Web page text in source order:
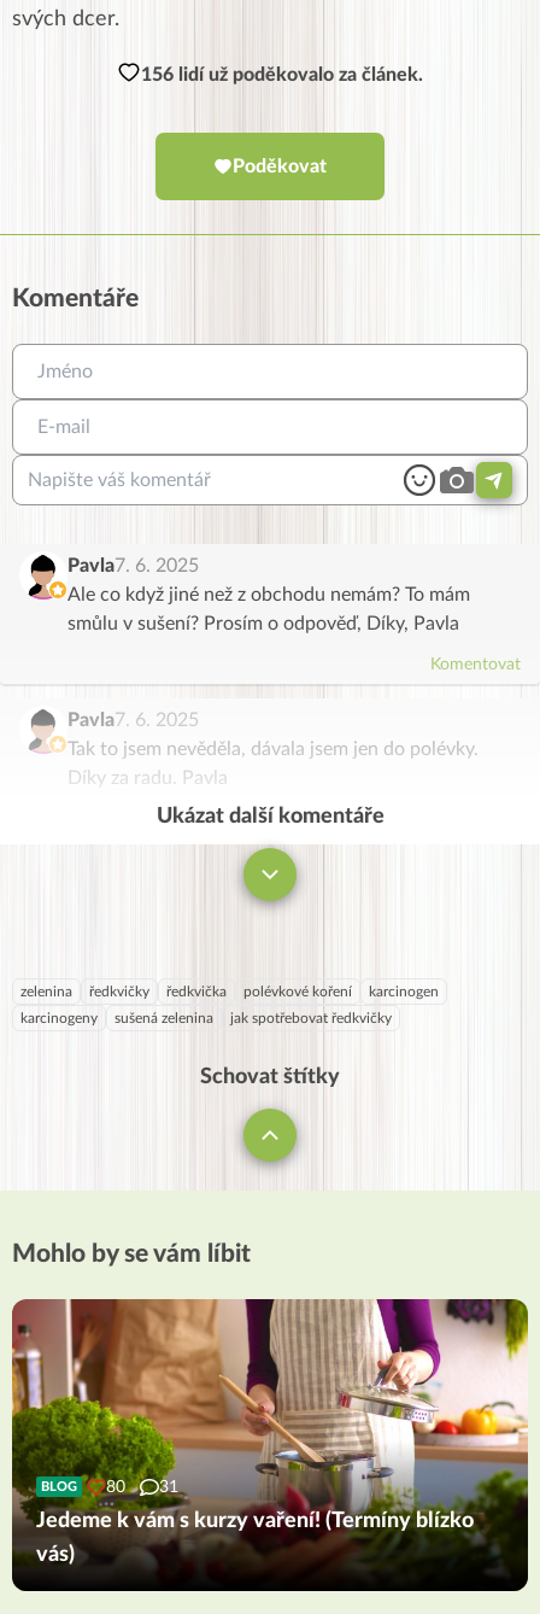
svých dcer.
156 lidí už poděkovalo za článek.
Poděkovat
Komentáře
Pavla7. 6. 2025
Ale co když jiné než z obchodu nemám? To mám
smůlu v sušení? Prosím o odpověď, Díky, Pavla
Komentovat
Pavla7. 6. 2025
Tak to jsem nevěděla, dávala jsem jen do polévky.
Díky za radu. Pavla
Ukázat další komentáře
zelenina ředkvičky ředkvička polévkové koření
karcinogen
karcinogeny
sušená zelenina jak spotřebovat ředkvičky
Schovat štítky
Mohlo by se vám líbit
BLOG 80 31
Jedeme k vám s kurzy vaření! (Termíny blízko
vás)